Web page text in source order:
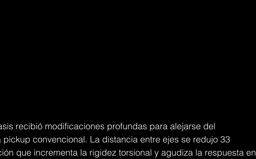
recibió modificaciones profundas para alejarse del
convencional. La distancia entre ejes se redujo 33
que incrementa la rigidez torsional y agudiza la respuesta en